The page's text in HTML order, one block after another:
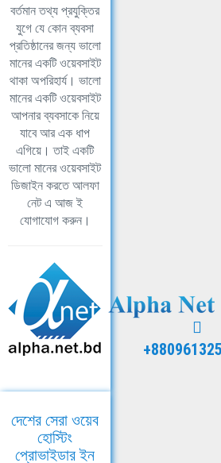
বর্তমান তথ্য প্রযুক্তির
যুগে যে কোন ব্যবসা
প্রতিষ্ঠানের জন্য ভালো
মানের একটি ওয়েবসাইট
থাকা অপরিহার্য। ভালো
মানের একটি ওয়েবসাইট
আপনার ব্যবসাকে নিয়ে
যাবে আর এক ধাপ
এগিয়ে। তাই একটি
ভালো মানের ওয়েবসাইট
ডিজাইন করতে আলফা
নেট এ আজ ই
যোগাযোগ করুন।
দেশের সেরা ওয়েব
হোস্টিং
প্রোভাইডার ইন